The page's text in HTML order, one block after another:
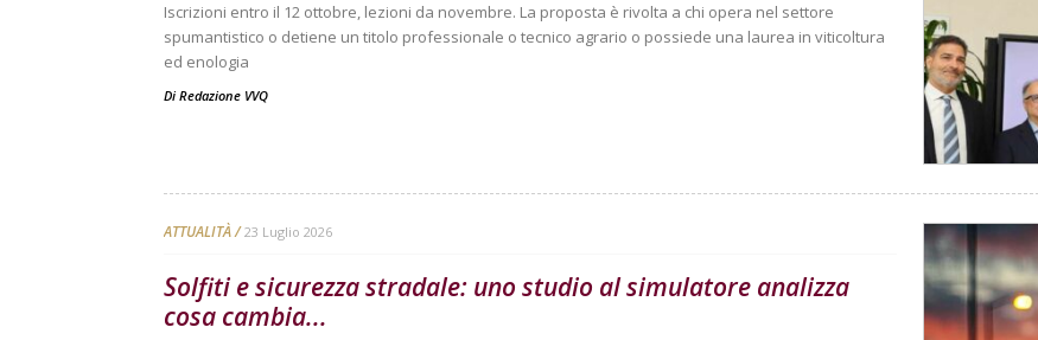
Iscrizioni entro il 12 ottobre, lezioni da novembre. La proposta è rivolta a chi opera nel settore
spumantistico o detiene un titolo professionale o tecnico agrario o possiede una laurea in viticoltura
ed enologia
Di Redazione VVQ
ATTUALITÀ 23 Luglio 2026
Solfiti e sicurezza stradale: uno studio al simulatore analizza
cosa cambia...